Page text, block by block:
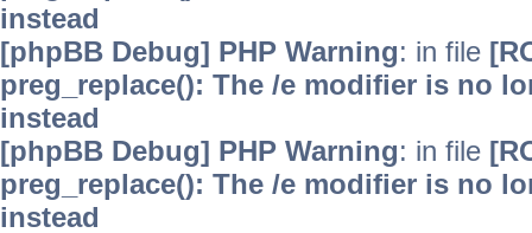
instead
[phpBB Debug] PHP Warning: in file
preg_replace(): The /e modifier is no
instead
[phpBB Debug] PHP Warning: in file
preg_replace(): The /e modifier is no
instead